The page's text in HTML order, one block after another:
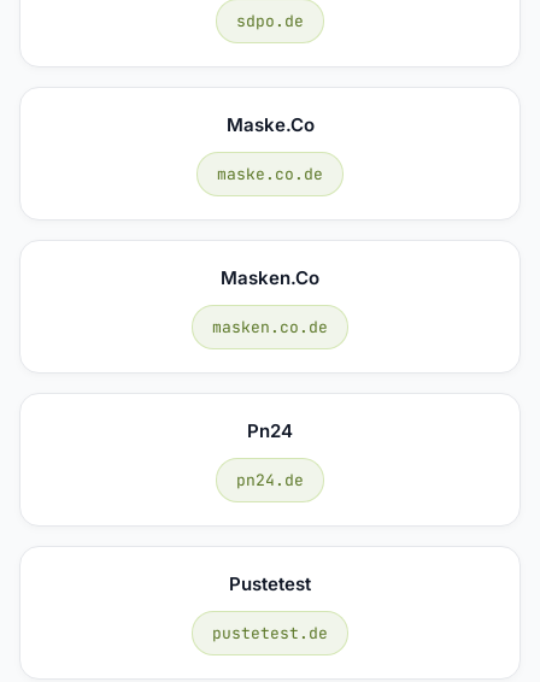
sdpo.de
Maske.co
maske.co.de
Masken.co
masken.co.de
Pn24
pn24.de
Pustetest
pustetest.de